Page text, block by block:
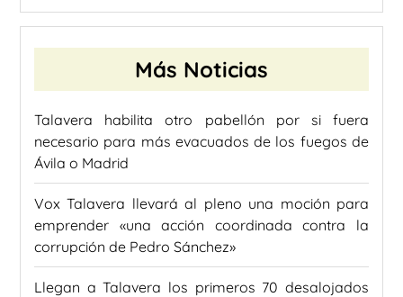
Más Noticias
Talavera habilita otro pabellón por si fuera
necesario para más evacuados de los fuegos de
Ávila o Madrid
Vox Talavera llevará al pleno una moción para
emprender «una acción coordinada contra la
corrupción de Pedro Sánchez»
Llegan a Talavera los primeros 70 desalojados